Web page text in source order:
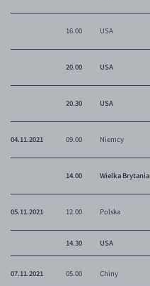
EUR/CHF
EUR/NOK
EUR/SEK
EUR/BGN
EUR/CAD
EUR/CNY
EUR/HKD
16.00 USA
20.00 USA
20.30 USA
04.11.2021 09.00 Niemcy
14.00 Wielka Brytania
05.11.2021 12.00 Polska
14.30 USA
07.11.2021 05.00 Chiny